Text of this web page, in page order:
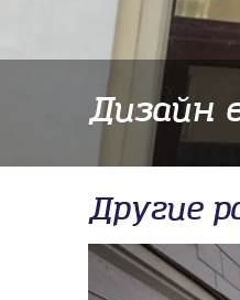
Дизайн
Другие